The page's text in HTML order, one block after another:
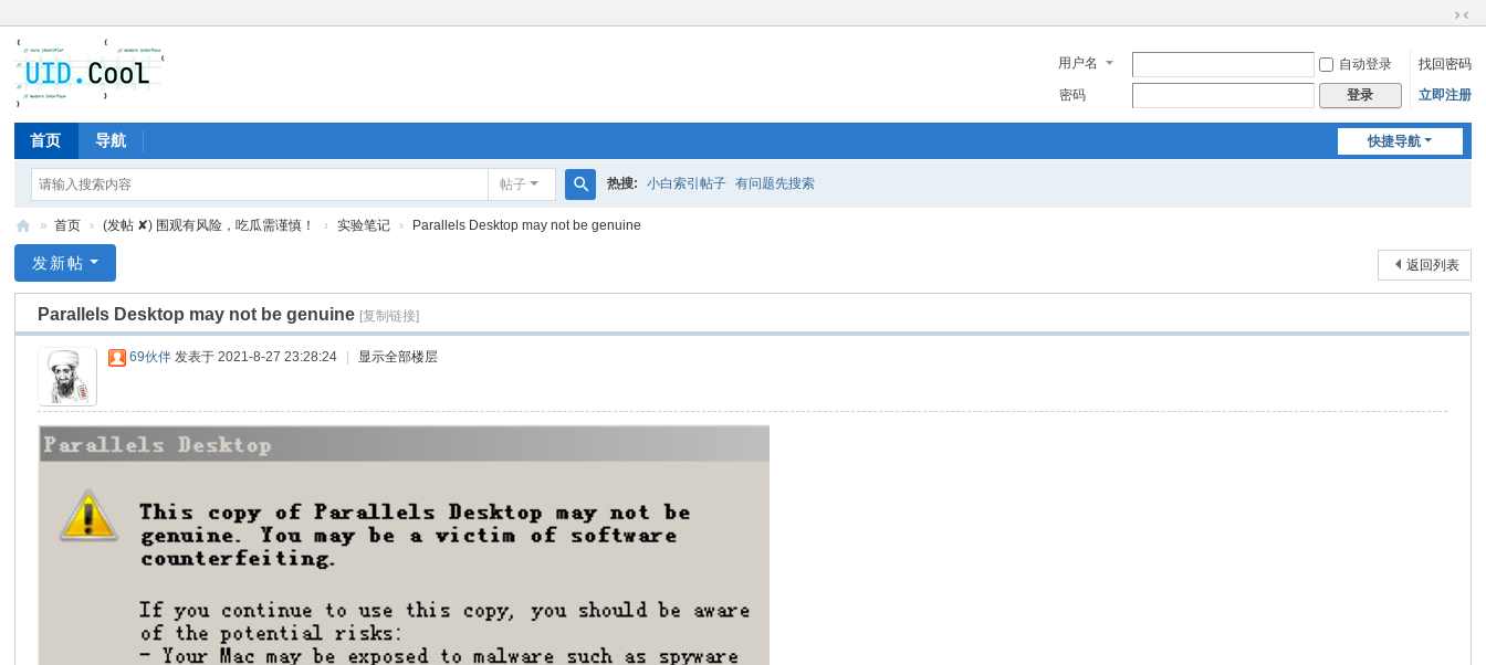
换
到
窄
用户名 自动登录
找回密码
密码
登录 立即注册
快捷导航
首页 导航
帖子 热搜: 小白索引帖子 有问题先搜索
爱
» 首页 › (发帖 ✘) 围观有风险，吃瓜需谨慎！ › 实验笔记 › Parallels Desktop may not be genuine
返回列表
发新帖
Parallels Desktop may not be genuine [复制链接]
69伙伴 发表于 2021-8-27 23:28:24 显示全部楼层